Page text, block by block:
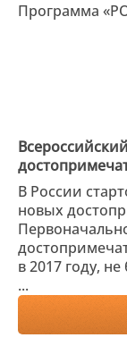
Программа
В России
новых
в 2017 году,
...